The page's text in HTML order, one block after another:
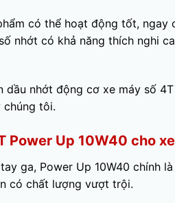
có thể hoạt động tốt,
nhớt có khả năng thích nghi
nhớt động cơ xe máy số
tôi.
Power Up 10W40 cho
ga, Power Up 10W40 chính
có chất lượng vượt trội.